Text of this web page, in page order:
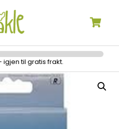
igjen til gratis frakt.